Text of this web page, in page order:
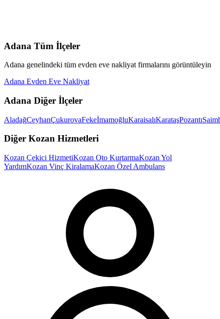
Adana Tüm İlçeler
Adana genelindeki tüm evden eve nakliyat firmalarını görüntüleyin
Adana Evden Eve Nakliyat
Adana Diğer İlçeler
AladağCeyhanÇukurovaFekeİmamoğluKaraisalıKarataşPozantı
Diğer Kozan Hizmetleri
Kozan Çekici HizmetiKozan Oto KurtarmaKozan Yol
YardımKozan Vinç KiralamaKozan Özel Ambulans